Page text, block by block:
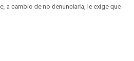
a cambio de no denunciarla, le exige que